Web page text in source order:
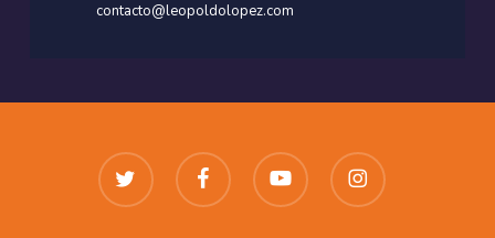
contacto@leopoldolopez.com
twitter facebook youtube instagram